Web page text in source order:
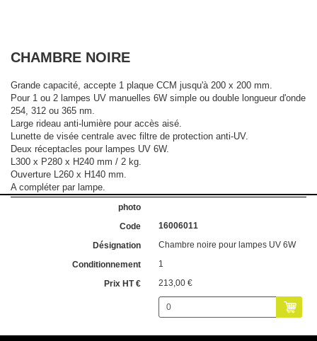
CHAMBRE NOIRE
Grande capacité, accepte 1 plaque CCM jusqu'à 200 x 200 mm.
Pour 1 ou 2 lampes UV manuelles 6W simple ou double longueur d'onde
254, 312 ou 365 nm.
Large rideau anti-lumière pour accès aisé.
Lunette de visée centrale avec filtre de protection anti-UV.
Deux réceptacles pour lampes UV 6W.
L300 x P280 x H240 mm / 2 kg.
Ouverture L260 x H140 mm.
A compléter par lampe.
16006011
Chambre noire pour lampes UV 6W
1
213,00 €